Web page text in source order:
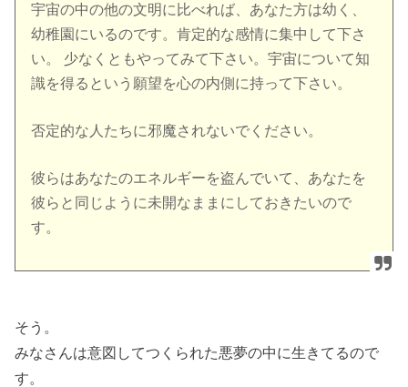
宇宙の中の他の文明に比べれば、あなた方は幼く、
幼稚園にいるのです。肯定的な感情に集中して下さ
い。 少なくともやってみて下さい。宇宙について知
識を得るという願望を心の内側に持って下さい。
否定的な人たちに邪魔されないでください。
彼らはあなたのエネルギーを盗んでいて、あなたを
彼らと同じように未開なままにしておきたいので
す。
そう。
みなさんは意図してつくられた悪夢の中に生きてるので
す。